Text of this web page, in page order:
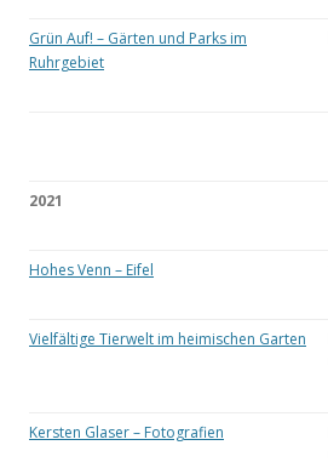
Grün Auf! – Gärten und Parks im
Ruhrgebiet
2021
Hohes Venn – Eifel
Vielfältige Tierwelt im heimischen Garten
Kersten Glaser – Fotografien